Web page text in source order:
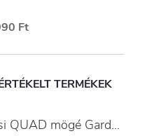
Ft
TERMÉKEK
Billentő pótkocsi QUAD mögé Gardner